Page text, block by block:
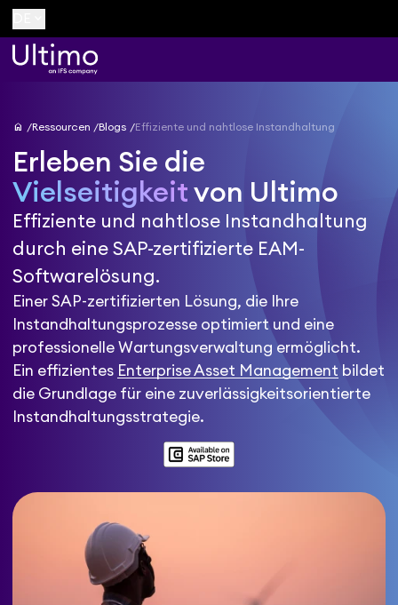
home Ressourcen Blogs Effiziente und nahtlose Instandhaltung
Erleben Sie die
Vielseitigkeit von Ultimo
Effiziente und nahtlose Instandhaltung
durch eine SAP-zertifizierte EAM-
Softwarelösung.
Einer SAP-zertifizierten Lösung, die Ihre
Instandhaltungsprozesse optimiert und eine
professionelle Wartungsverwaltung ermöglicht.
Ein effizientes Enterprise Asset Management bildet
die Grundlage für eine zuverlässigkeitsorientierte
Instandhaltungsstrategie.